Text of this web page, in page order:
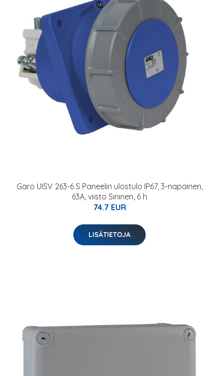
Garo UISV 263-6 S Paneelin ulostulo IP67, 3-napainen,
63A, viisto Sininen, 6 h
74.7 EUR
LISÄTIETOJA